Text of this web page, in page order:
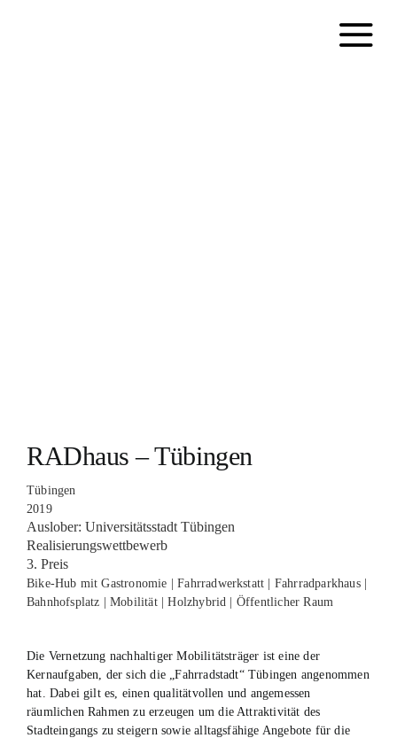
RADhaus – Tübingen
Tübingen
2019
Auslober: Universitätsstadt Tübingen
Realisierungswettbewerb
3. Preis
Bike-Hub mit Gastronomie | Fahrradwerkstatt | Fahrradparkhaus |
Bahnhofsplatz | Mobilität | Holzhybrid | Öffentlicher Raum
Die Vernetzung nachhaltiger Mobilitätsträger ist eine der
Kernaufgaben, der sich die „Fahrradstadt“ Tübingen angenommen
hat. Dabei gilt es, einen qualitätvollen und angemessen
räumlichen Rahmen zu erzeugen um die Attraktivität des
Stadteingangs zu steigern sowie alltagsfähige Angebote für die